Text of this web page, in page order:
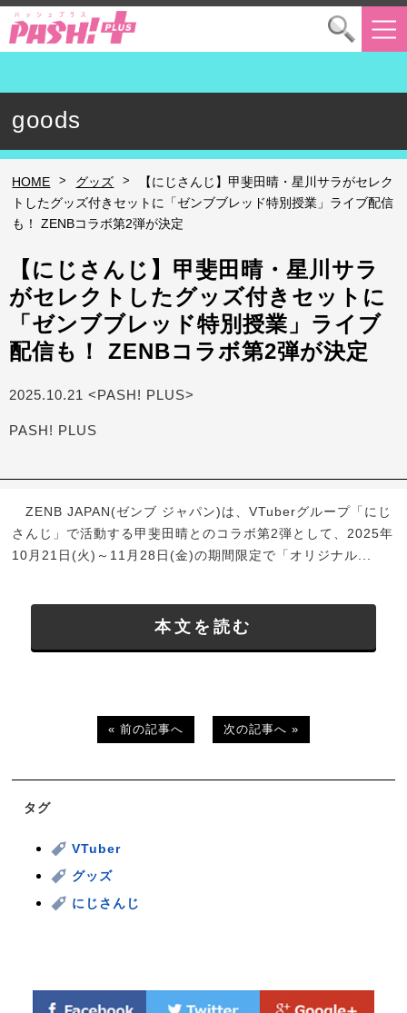
goods
HOME > グッズ >
【にじさんじ】甲斐田晴・星川サラがセレク
トしたグッズ付きセットに「ゼンブブレッド特別授業」ライブ配信
も！ ZENBコラボ第2弾が決定
【にじさんじ】甲斐田晴・星川サラ
がセレクトしたグッズ付きセットに
「ゼンブブレッド特別授業」ライブ
配信も！ ZENBコラボ第2弾が決定
2025.10.21 <PASH! PLUS>
PASH! PLUS
ZENB JAPAN(ゼンブ ジャパン)は、VTuberグループ「にじ
さんじ」で活動する甲斐田晴とのコラボ第2弾として、2025年
10月21日(火)～11月28日(金)の期間限定で「オリジナル...
本文を読む
« 前の記事へ 次の記事へ »
タグ
VTuber
グッズ
にじさんじ